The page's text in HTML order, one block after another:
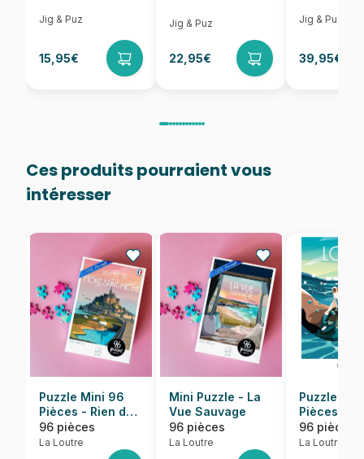
Jig & Puz
15,95€
Jig & Puz
22,95€
Jig & Puz
39,95€
Ces produits pourraient vous
intéresser
Puzzle Mini 96
Pièces - Rien de
tel que le MONT-
SAINT-MICHEL
96 pièces
La Loutre
Mini Puzzle - La
Vue Sauvage
96 pièces
La Loutre
Puzzle
Pièces - Loutre
Mesure -
96 pièces
La Loutre